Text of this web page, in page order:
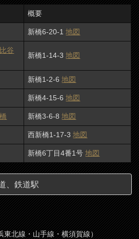
概要
新橋6-20-1地図
谷
新橋1-14-3地図
新橋1-2-6地図
新橋4-15-6地図
新橋3-6-8地図
西新橋1-17-3地図
新橋6丁目4番1号地図
、鉄道駅
東北線・山手線・横須賀線）